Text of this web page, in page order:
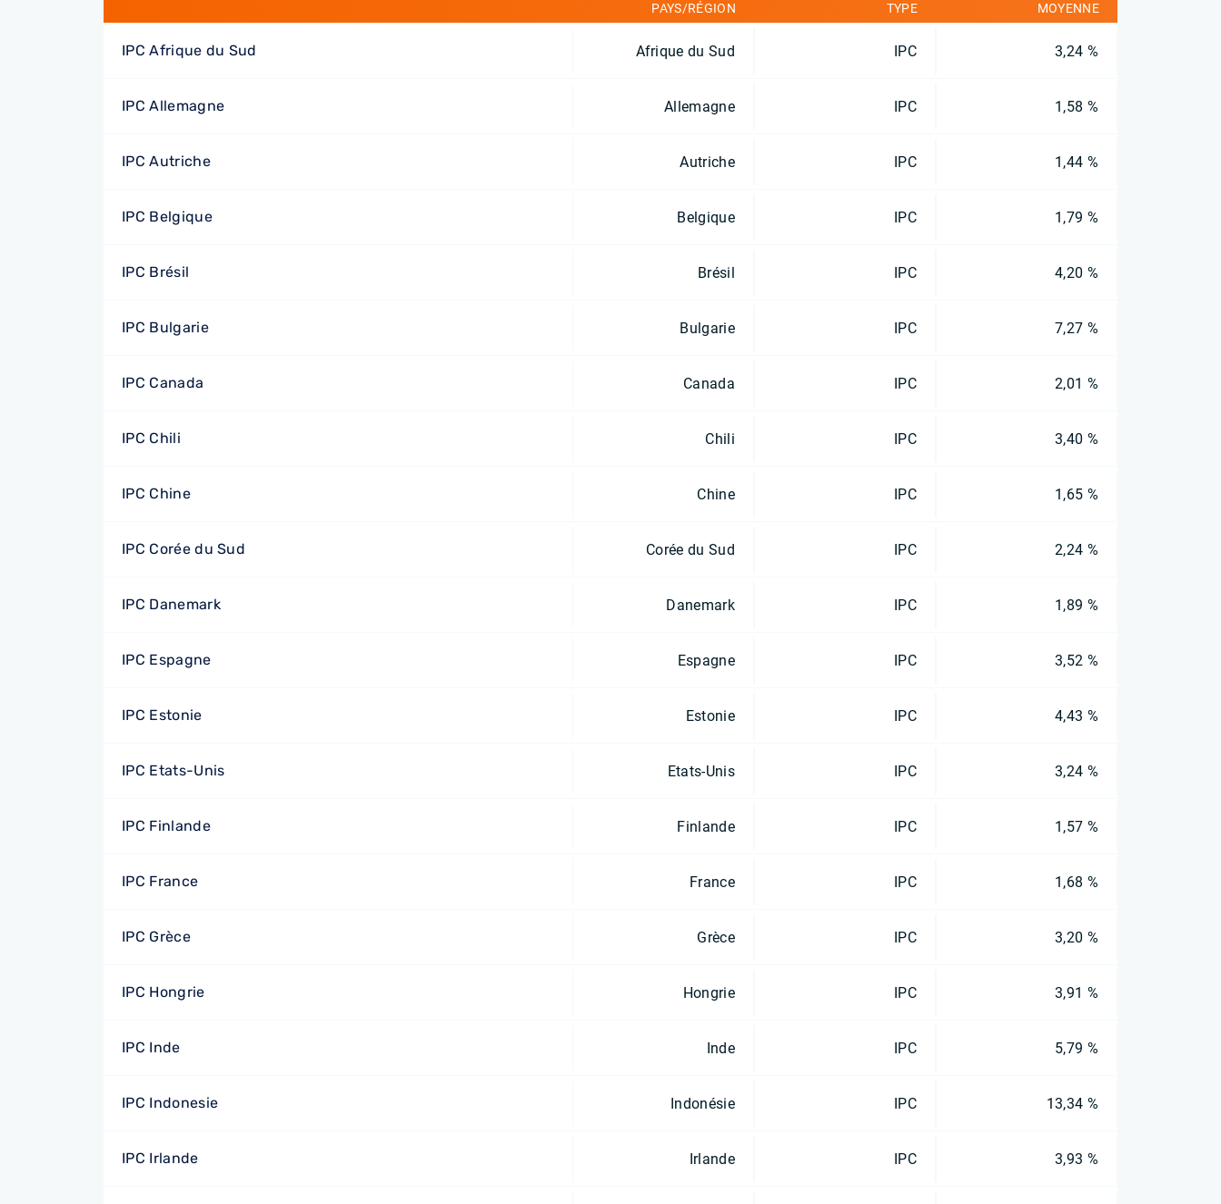
PAYS/RÉGION TYPE MOYENNE
IPC Afrique du Sud Afrique du Sud IPC 3,24 %
IPC Allemagne Allemagne IPC 1,58 %
IPC Autriche Autriche IPC 1,44 %
IPC Belgique Belgique IPC 1,79 %
IPC Brésil Brésil IPC 4,20 %
IPC Bulgarie Bulgarie IPC 7,27 %
IPC Canada Canada IPC 2,01 %
IPC Chili Chili IPC 3,40 %
IPC Chine Chine IPC 1,65 %
IPC Corée du Sud Corée du Sud IPC 2,24 %
IPC Danemark Danemark IPC 1,89 %
IPC Espagne Espagne IPC 3,52 %
IPC Estonie Estonie IPC 4,43 %
IPC Etats-Unis Etats-Unis IPC 3,24 %
IPC Finlande Finlande IPC 1,57 %
IPC France France IPC 1,68 %
IPC Grèce Grèce IPC 3,20 %
IPC Hongrie Hongrie IPC 3,91 %
IPC Inde Inde IPC 5,79 %
IPC Indonesie Indonésie IPC 13,34 %
IPC Irlande Irlande IPC 3,93 %